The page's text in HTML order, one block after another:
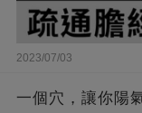
2023/07/03
一個穴，讓你陽